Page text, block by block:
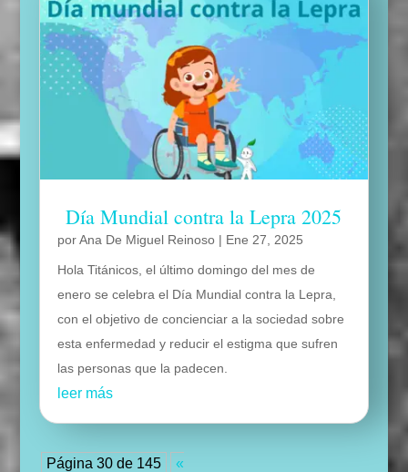
Día Mundial contra la Lepra 2025
porAna De Miguel Reinoso| Ene 27, 2025
Hola Titánicos, el último domingo del mes de
enero se celebra el Día Mundial contra la Lepra,
con el objetivo de concienciar a la sociedad sobre
esta enfermedad y reducir el estigma que sufren
las personas que la padecen.
leer más
Página 30 de 145
«